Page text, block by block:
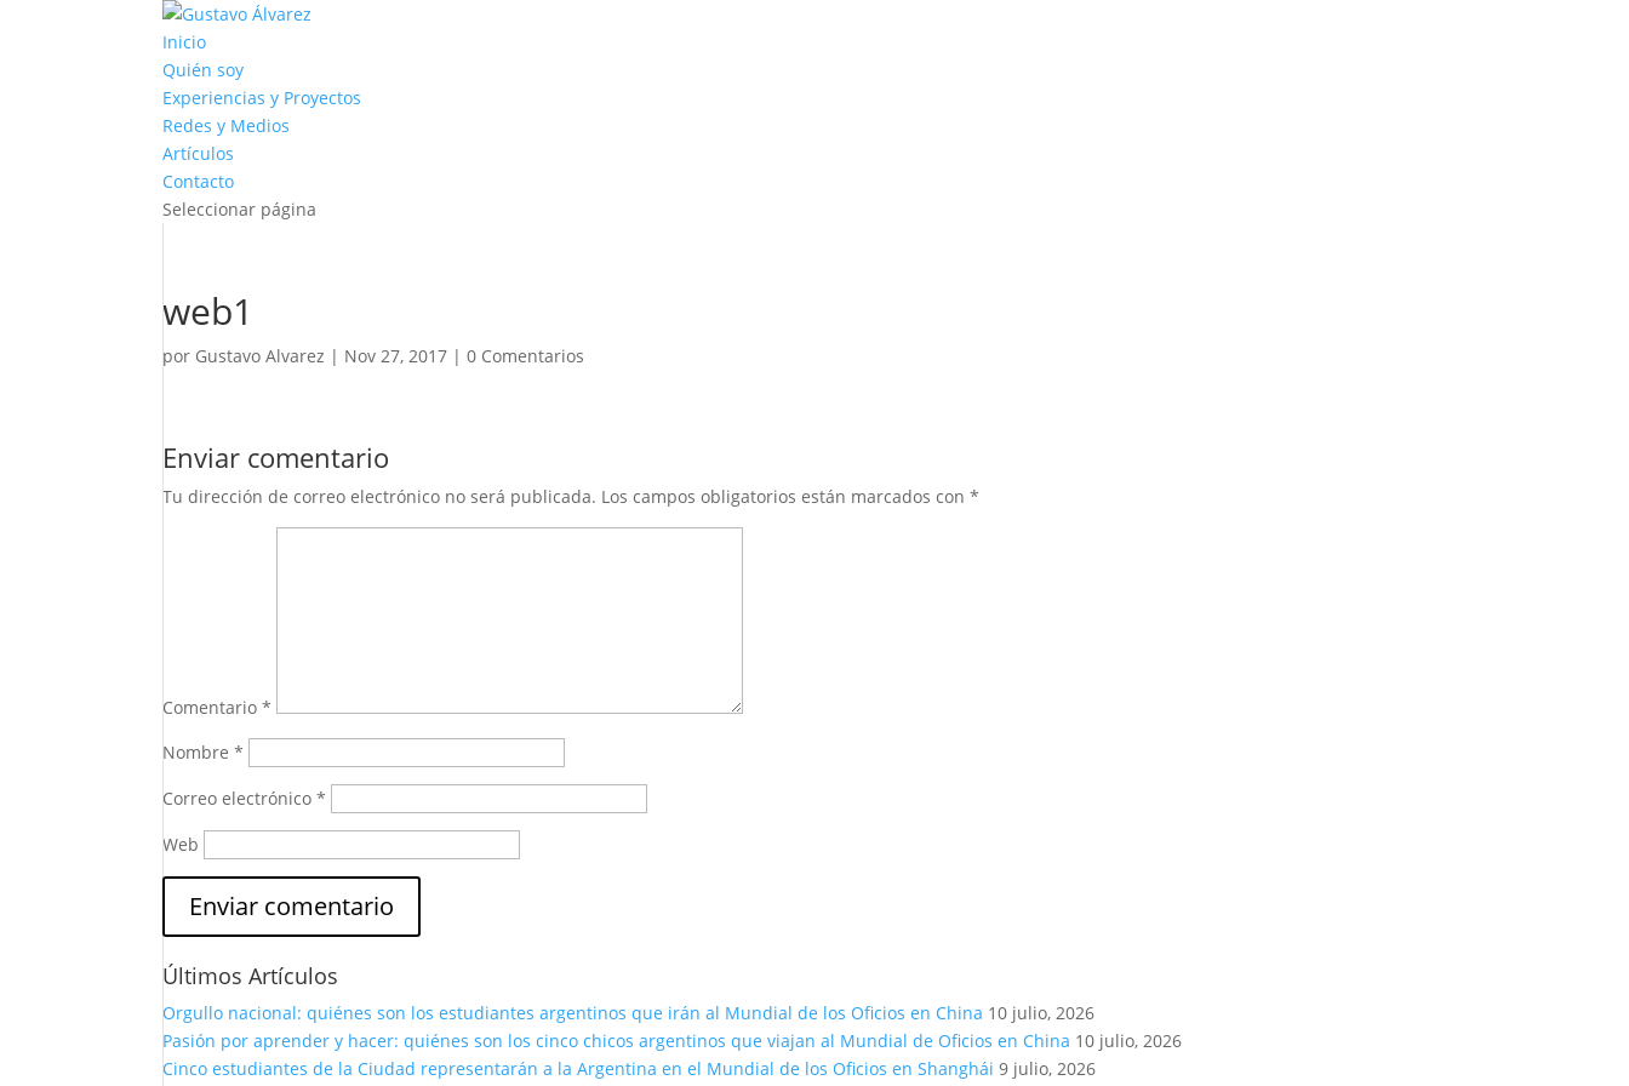
Inicio
Quién soy
Experiencias y Proyectos
Redes y Medios
Artículos
Contacto
Seleccionar página
web1
por Gustavo Alvarez | Nov 27, 2017 |0 Comentarios
Enviar comentario
Tu dirección de correo electrónico no será publicada. Los campos obligatorios están marcados con*
Comentario*
Nombre*
Correo electrónico*
Web
Últimos Artículos
Orgullo nacional: quiénes son los estudiantes argentinos que irán al Mundial de los Oficios en China 10 julio, 2026
Pasión por aprender y hacer: quiénes son los cinco chicos argentinos que viajan al Mundial de Oficios en China 10 julio, 2026
Cinco estudiantes de la Ciudad representarán a la Argentina en el Mundial de los Oficios en Shanghái 9 julio, 2026